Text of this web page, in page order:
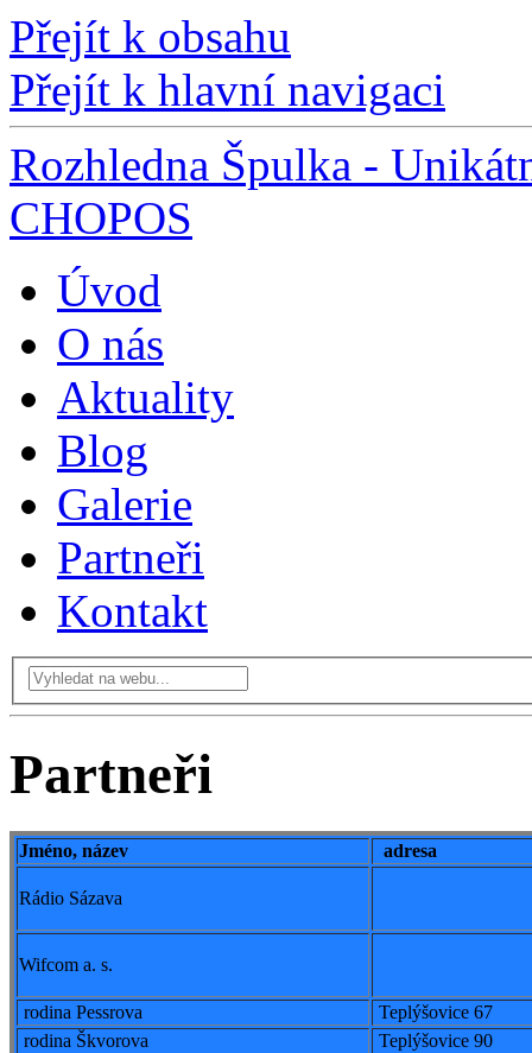
Přejít k obsahu
Přejít k hlavní navigaci
Rozhledna Špulka -
CHOPOS
Úvod
O nás
Aktuality
Blog
Galerie
Partneři
Kontakt
Partneři
Jméno, název adresa
Rádio Sázava
Wifcom a. s.
rodina Pessrova
Teplýšovice 67
rodina Škvorova
Teplýšovice 90